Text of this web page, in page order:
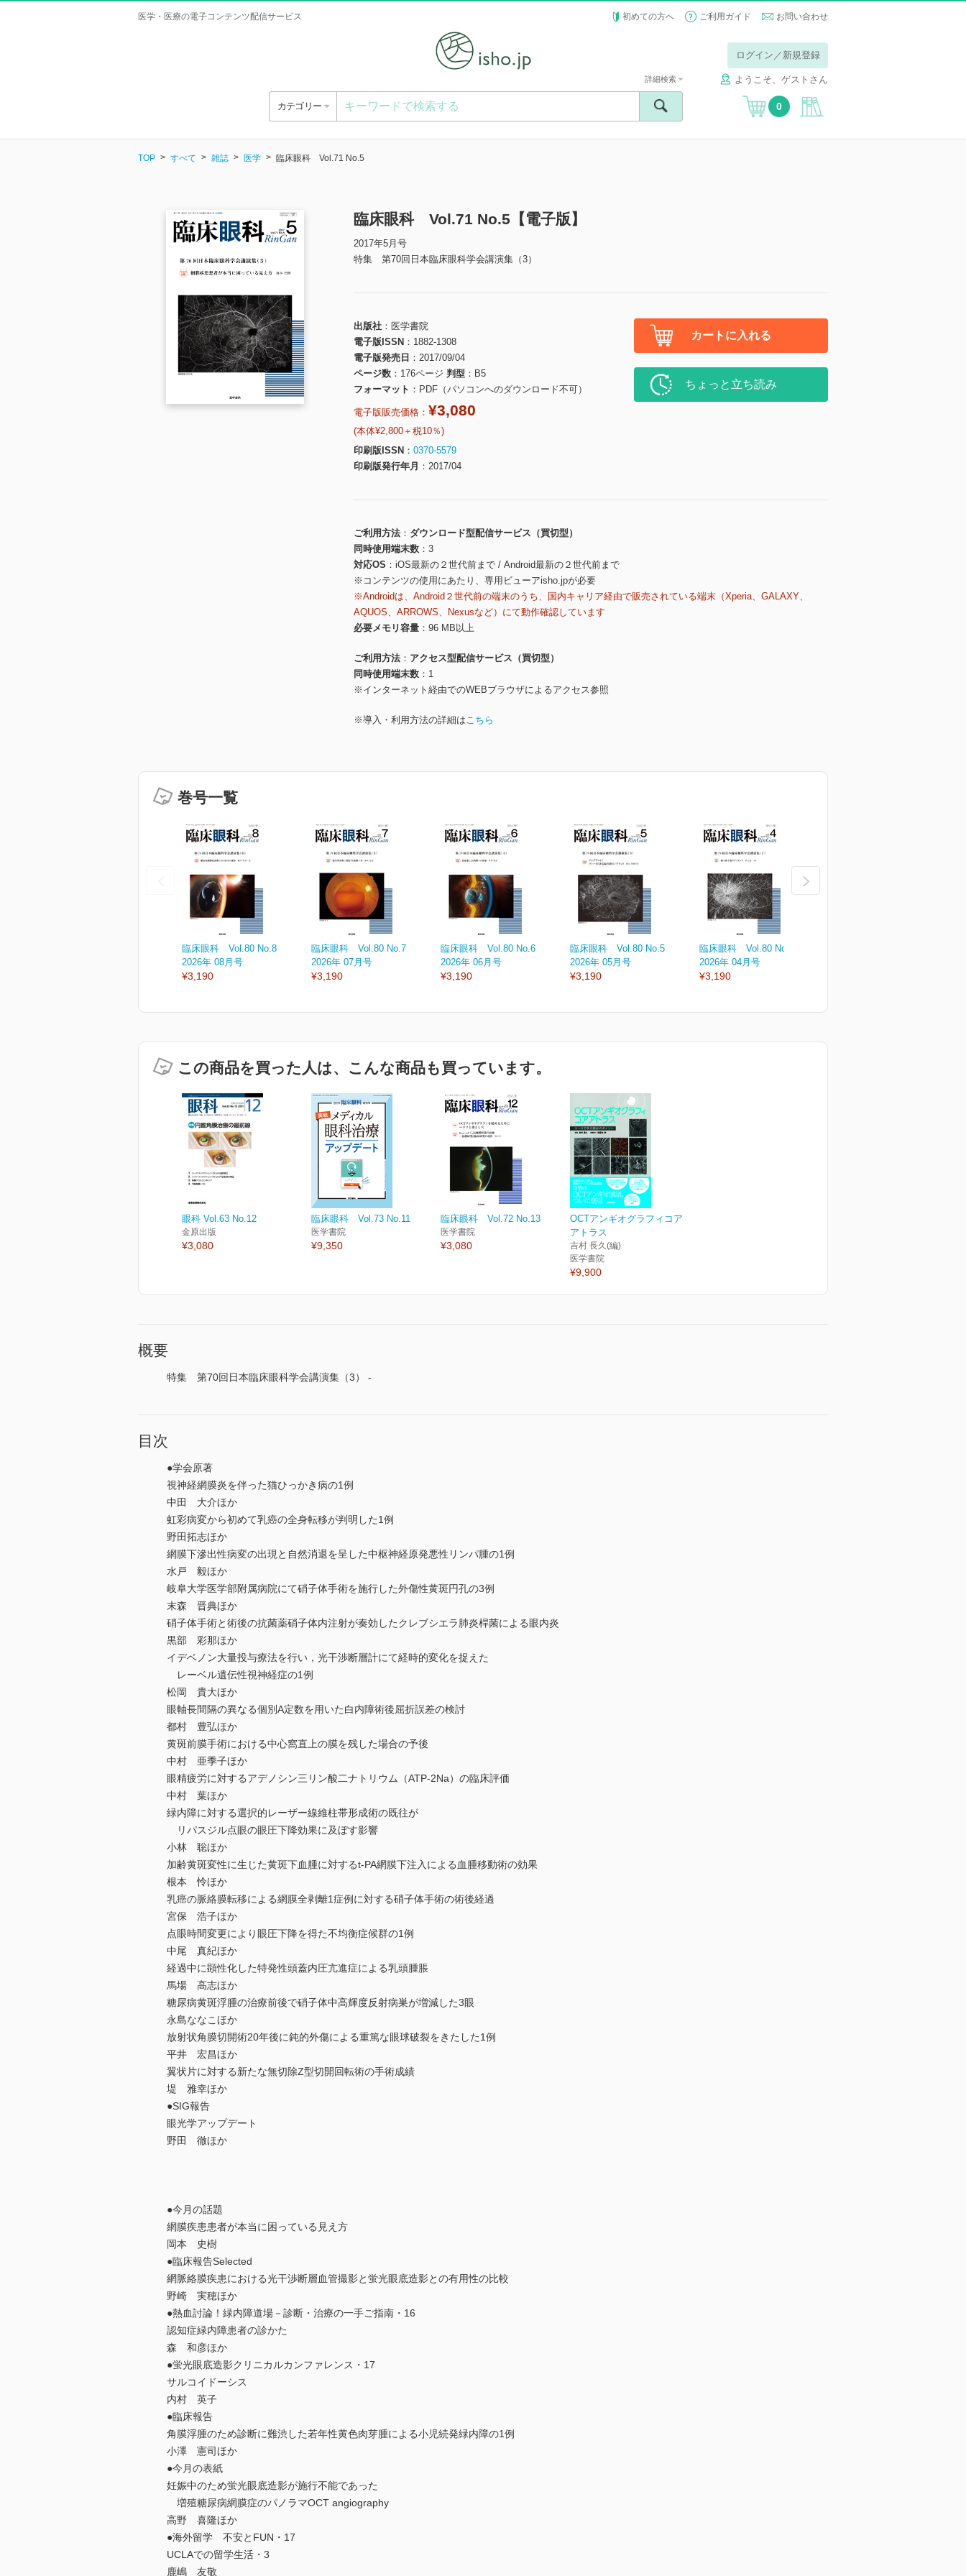
医学・医療の電子コンテンツ配信サービス 初めての方へ ご利用ガイド お問い合わせ
ログイン／新規登録
ようこそ、ゲストさん
カテゴリー
詳細検索
0
TOP すべて 雑誌 医学 臨床眼科 Vol.71 No.5
臨床眼科 Vol.71 No.5【電子版】
2017年5月号
特集 第70回日本臨床眼科学会講演集（3）
出版社
医学書院
電子版ISSN
1882-1308
電子版発売日
2017/09/04
ページ数
176ページ 判型
B5
フォーマット
PDF（パソコンへのダウンロード不可）
電子版販売価格： ¥3,080
(本体¥2,800＋税10％)
印刷版ISSN
0370-5579
印刷版発行年月
2017/04
カートに入れる
ちょっと立ち読み
ご利用方法
ダウンロード型配信サービス（買切型）
同時使用端末数
3
対応OS
iOS最新の２世代前まで / Android最新の２世代前まで
※コンテンツの使用にあたり、専用ビューアisho.jpが必要
※Androidは、Android２世代前の端末のうち、国内キャリア経由で販売されている端末（Xperia、GALAXY、
AQUOS、ARROWS、Nexusなど）にて動作確認しています
必要メモリ容量
96 MB以上
ご利用方法
アクセス型配信サービス（買切型）
同時使用端末数
1
※インターネット経由でのWEBブラウザによるアクセス参照
※導入・利用方法の詳細はこちら
巻号一覧
臨床眼科 Vol.80 No.8
2026年 08月号
¥3,190
臨床眼科 Vol.80 No.7
2026年 07月号
¥3,190
臨床眼科 Vol.80 No.6
2026年 06月号
¥3,190
臨床眼科 Vol.80 No.5
2026年 05月号
¥3,190
臨床眼科 Vol.80 No.4
2026年 04月号
¥3,190
この商品を買った人は、こんな商品も買っています。
眼科 Vol.63 No.12
金原出版
¥3,080
臨床眼科 Vol.73 No.11
医学書院
¥9,350
臨床眼科 Vol.72 No.13
医学書院
¥3,080
OCTアンギオグラフィコア
アトラス
吉村 長久(編)
医学書院
¥9,900
概要
特集 第70回日本臨床眼科学会講演集（3） -
目次
●学会原著
視神経網膜炎を伴った猫ひっかき病の1例
中田 大介ほか
虹彩病変から初めて乳癌の全身転移が判明した1例
野田拓志ほか
網膜下滲出性病変の出現と自然消退を呈した中枢神経原発悪性リンパ腫の1例
水戸 毅ほか
岐阜大学医学部附属病院にて硝子体手術を施行した外傷性黄斑円孔の3例
末森 晋典ほか
硝子体手術と術後の抗菌薬硝子体内注射が奏効したクレブシエラ肺炎桿菌による眼内炎
黒部 彩那ほか
イデベノン大量投与療法を行い，光干渉断層計にて経時的変化を捉えた
レーベル遺伝性視神経症の1例
松岡 貴大ほか
眼軸長間隔の異なる個別A定数を用いた白内障術後屈折誤差の検討
都村 豊弘ほか
黄斑前膜手術における中心窩直上の膜を残した場合の予後
中村 亜季子ほか
眼精疲労に対するアデノシン三リン酸二ナトリウム（ATP-2Na）の臨床評価
中村 葉ほか
緑内障に対する選択的レーザー線維柱帯形成術の既往が
リパスジル点眼の眼圧下降効果に及ぼす影響
小林 聡ほか
加齢黄斑変性に生じた黄斑下血腫に対するt-PA網膜下注入による血腫移動術の効果
根本 怜ほか
乳癌の脈絡膜転移による網膜全剥離1症例に対する硝子体手術の術後経過
宮保 浩子ほか
点眼時間変更により眼圧下降を得た不均衡症候群の1例
中尾 真紀ほか
経過中に顕性化した特発性頭蓋内圧亢進症による乳頭腫脹
馬場 高志ほか
糖尿病黄斑浮腫の治療前後で硝子体中高輝度反射病巣が増減した3眼
永島ななこほか
放射状角膜切開術20年後に鈍的外傷による重篤な眼球破裂をきたした1例
平井 宏昌ほか
翼状片に対する新たな無切除Z型切開回転術の手術成績
堤 雅幸ほか
●SIG報告
眼光学アップデート
野田 徹ほか
●今月の話題
網膜疾患患者が本当に困っている見え方
岡本 史樹
●臨床報告Selected
網脈絡膜疾患における光干渉断層血管撮影と蛍光眼底造影との有用性の比較
野崎 実穂ほか
●熱血討論！緑内障道場－診断・治療の一手ご指南・16
認知症緑内障患者の診かた
森 和彦ほか
●蛍光眼底造影クリニカルカンファレンス・17
サルコイドーシス
内村 英子
●臨床報告
角膜浮腫のため診断に難渋した若年性黄色肉芽腫による小児続発緑内障の1例
小澤 憲司ほか
●今月の表紙
妊娠中のため蛍光眼底造影が施行不能であった
増殖糖尿病網膜症のパノラマOCT angiography
高野 喜隆ほか
●海外留学 不安とFUN・17
UCLAでの留学生活・3
鹿嶋 友敬